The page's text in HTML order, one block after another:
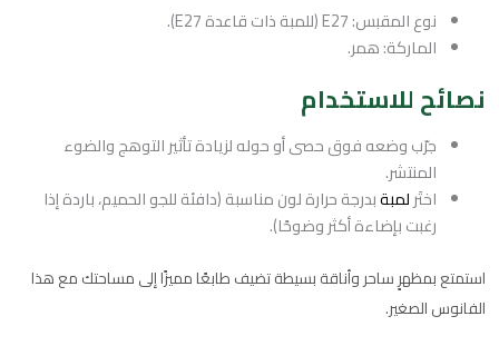
نوع المقبس: E27 (للمبة ذات قاعدة E27).
الماركة: همر.
نصائح للاستخدام
جرّب وضعه فوق حصى أو حوله لزيادة تأثير التوهج والضوء
المنتشر.
اختَرلمبةبدرجة حرارة لون مناسبة (دافئة للجو الحميم، باردة إذا
رغبت بإضاءة أكثر وضوحًا).
استمتع بمظهرٍ ساحر وأناقة بسيطة تضيف طابعًا مميزًا إلى مساحتك مع هذا
الفانوس الصغير.